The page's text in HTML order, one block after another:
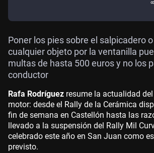
Poner los pies sobre el salpicadero
cualquier objeto por la ventanilla
multas de hasta 500 euros y no los
conductor
Rafa Rodríguez resume la actualidad
motor: desde el Rally de la Cerámica
fin de semana en Castellón hasta las
llevado a la suspensión del Rally Mil
celebrado este año en San Juan como
previsto.